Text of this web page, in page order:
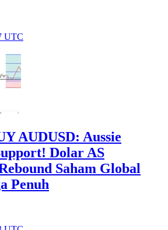
UTC
AUDUSD: Aussie
Dolar AS
Saham Global
Penuh